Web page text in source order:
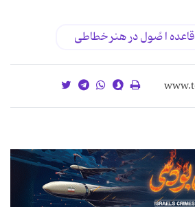
قاعده ا صُول در هنر خطاطی